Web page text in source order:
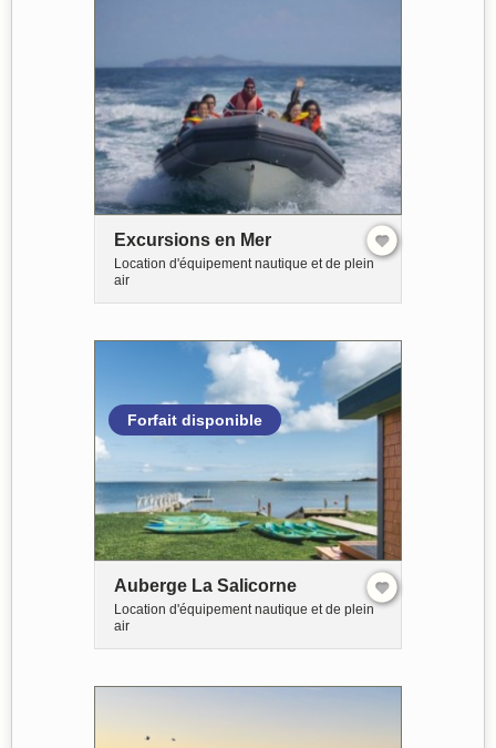
Excursions en Mer
Location d'équipement nautique et de plein
air
Forfait disponible
Auberge La Salicorne
Location d'équipement nautique et de plein
air